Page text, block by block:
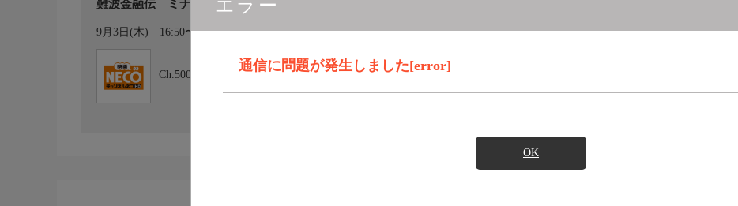
エラー
通信に問題が発生しました[error]
OK
難波金融伝 ミナミの帝王 劇場版2 銀次郎VS整理屋◆竹内力
9月3日(木) 16:50〜18:25
Ch.500
映画･チャンネルNECO-HD